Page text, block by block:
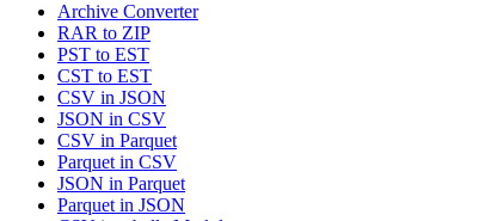
Archive Converter
RAR to ZIP
PST to EST
CST to EST
CSV in JSON
JSON in CSV
CSV in Parquet
Parquet in CSV
JSON in Parquet
Parquet in JSON